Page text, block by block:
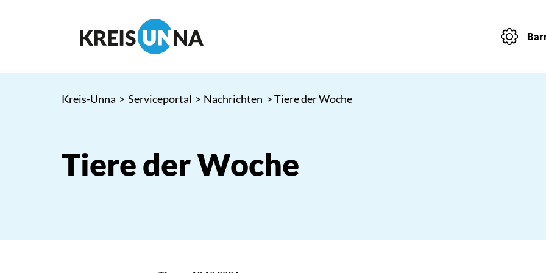
Kreis-Unna > Serviceportal > Nachrichten > Tiere der Woche
Tiere der Woche